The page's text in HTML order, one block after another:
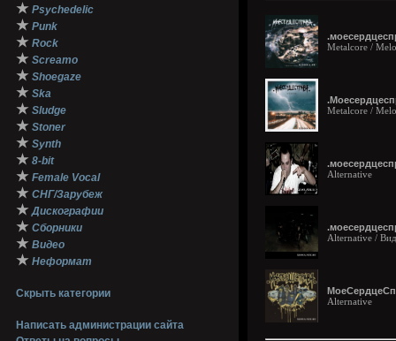
★ Psychedelic
★ Punk
★ Rock
★ Screamo
★ Shoegaze
★ Ska
★ Sludge
★ Stoner
★ Synth
★ 8-bit
★ Female Vocal
★ СНГ/Зарубеж
★ Дискографии
★ Сборники
★ Видео
★ Неформат
Скрыть категории
Написать администрации сайта
Metalcore /
Metalcore /
Alternative
Alternative /
Alternative